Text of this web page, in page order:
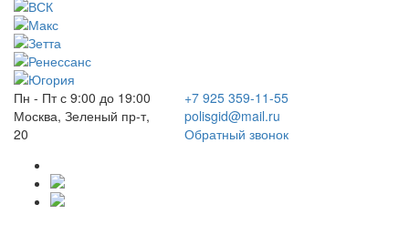
Пн - Пт с 9:00 до 19:00
Москва, Зеленый пр-т,
20
+7 925 359-11-55
polisgid@mail.ru
Обратный звонок